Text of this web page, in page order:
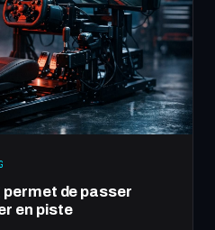
de passer
en piste